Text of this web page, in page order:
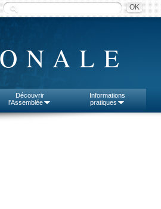
Découvrir
l'Assemblée
Informations
pratiques